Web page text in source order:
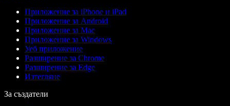
Приложение за iPhone и iPad
Приложение за Android
Приложение за Mac
Приложение за Windows
Уеб приложение
Разширение за Chrome
Разширение за Edge
Изтегляне
За създатели